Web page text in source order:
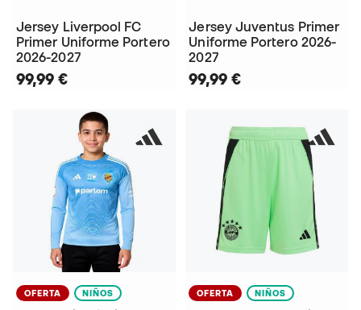
Jersey Liverpool FC
Primer Uniforme Portero
2026-2027
99,99 €
Jersey Juventus Primer
Uniforme Portero 2026-
2027
99,99 €
OFERTA NIÑOS OFERTA NIÑOS